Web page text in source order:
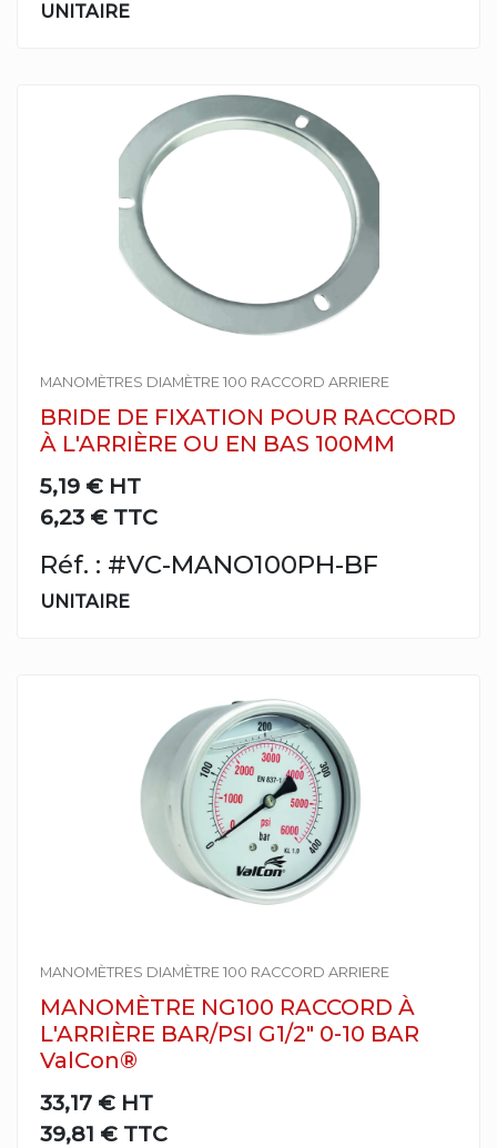
UNITAIRE
MANOMÈTRES DIAMÈTRE 100 RACCORD ARRIERE
BRIDE DE FIXATION POUR RACCORD
À L'ARRIÈRE OU EN BAS 100MM
5,19 € HT
6,23 € TTC
Réf. : #VC-MANO100PH-BF
UNITAIRE
MANOMÈTRES DIAMÈTRE 100 RACCORD ARRIERE
MANOMÈTRE NG100 RACCORD À
L'ARRIÈRE BAR/PSI G1/2" 0-10 BAR
ValCon®
33,17 € HT
39,81 € TTC